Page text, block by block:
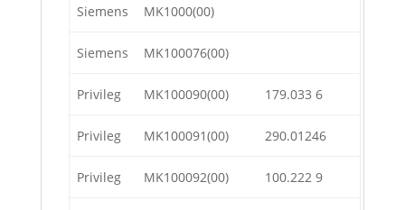
Siemens MK1000(00)
Siemens MK100076(00)
Privileg MK100090(00) 179.033 6
Privileg MK100091(00) 290.01246
Privileg MK100092(00) 100.222 9